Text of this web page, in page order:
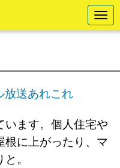
N
a
v
t
放送あれこれ
います。個人住宅や
根に上がったり、マ
。